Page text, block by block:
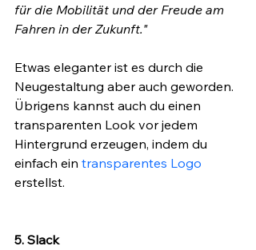
für die Mobilität und der Freude am
Fahren in der Zukunft."
Etwas eleganter ist es durch die
Neugestaltung aber auch geworden.
Übrigens kannst auch du einen
transparenten Look vor jedem
Hintergrund erzeugen, indem du
einfach ein transparentes Logo
erstellst.
5. Slack